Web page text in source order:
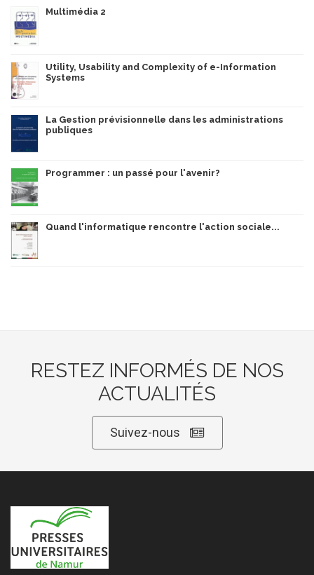
Multimédia 2
Utility, Usability and Complexity of e-Information
Systems
La Gestion prévisionnelle dans les administrations
publiques
Programmer : un passé pour l'avenir?
Quand l'informatique rencontre l'action sociale...
RESTEZ INFORMÉS DE NOS
ACTUALITÉS
Suivez-nous